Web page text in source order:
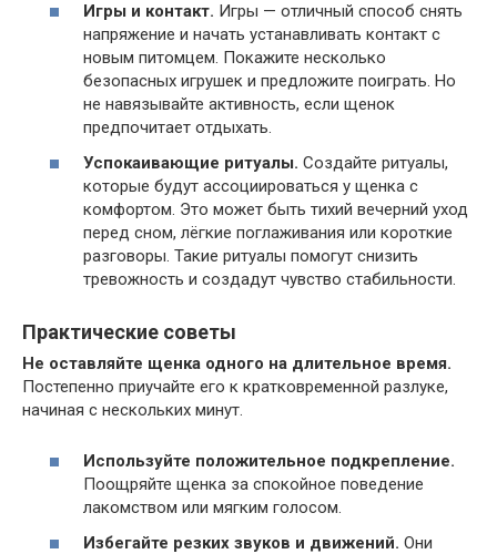
Игры и контакт. Игры — отличный способ снять
напряжение и начать устанавливать контакт с
новым питомцем. Покажите несколько
безопасных игрушек и предложите поиграть. Но
не навязывайте активность, если щенок
предпочитает отдыхать.
Успокаивающие ритуалы. Создайте ритуалы,
которые будут ассоциироваться у щенка с
комфортом. Это может быть тихий вечерний уход
перед сном, лёгкие поглаживания или короткие
разговоры. Такие ритуалы помогут снизить
тревожность и создадут чувство стабильности.
Практические советы
Не оставляйте щенка одного на длительное время.
Постепенно приучайте его к кратковременной разлуке,
начиная с нескольких минут.
Используйте положительное подкрепление.
Поощряйте щенка за спокойное поведение
лакомством или мягким голосом.
Избегайте резких звуков и движений. Они